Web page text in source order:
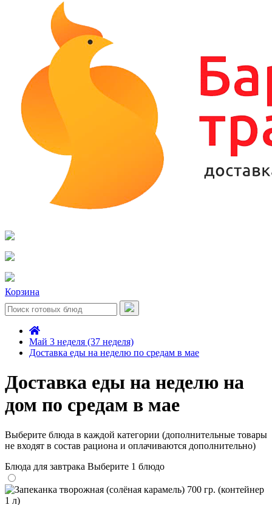
Корзина
Май 3 неделя (37 неделя)
Доставка еды на неделю по средам в мае
Доставка еды на неделю на
дом по средам в мае
Выберите блюда в каждой категории (дополнительные товары
не входят в состав рациона и оплачиваются дополнительно)
Блюда для завтрака Выберите 1 блюдо